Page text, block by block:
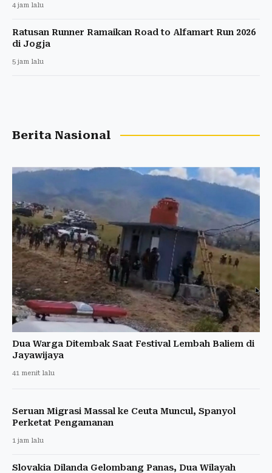
4 jam lalu
Ratusan Runner Ramaikan Road to Alfamart Run 2026
di Jogja
5 jam lalu
Berita Nasional
Dua Warga Ditembak Saat Festival Lembah Baliem di
Jayawijaya
41 menit lalu
Seruan Migrasi Massal ke Ceuta Muncul, Spanyol
Perketat Pengamanan
1 jam lalu
Slovakia Dilanda Gelombang Panas, Dua Wilayah